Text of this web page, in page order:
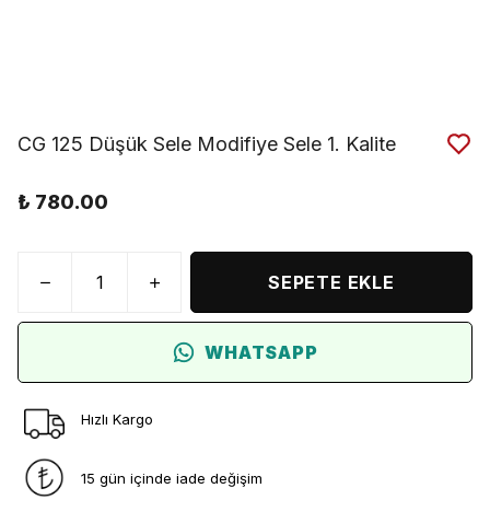
CG 125 Düşük Sele Modifiye Sele 1. Kalite
₺ 780.00
SEPETE EKLE
WHATSAPP
Hızlı Kargo
15 gün içinde iade değişim